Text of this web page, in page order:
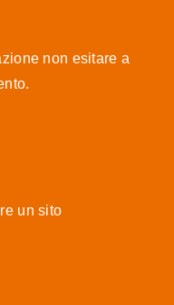
non esitare a
un sito